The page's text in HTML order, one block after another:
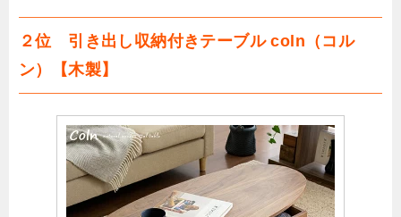
２位 引き出し収納付きテーブル coln（コル
ン）【木製】